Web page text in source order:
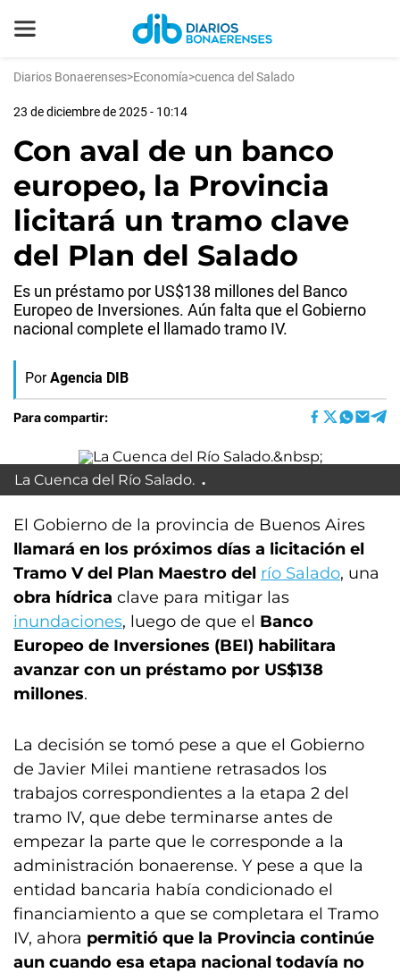
Diarios Bonaerenses>Economía>cuenca del Salado
23 de diciembre de 2025 - 10:14
Con aval de un banco
europeo, la Provincia
licitará un tramo clave
del Plan del Salado
Es un préstamo por US$138 millones del Banco
Europeo de Inversiones. Aún falta que el Gobierno
nacional complete el llamado tramo IV.
Por Agencia DIB
Para compartir:
La Cuenca del Río Salado.
El Gobierno de la provincia de Buenos Aires
llamará en los próximos días a licitación el
Tramo V del Plan Maestro del río Salado, una
obra hídrica clave para mitigar las
inundaciones, luego de que el Banco
Europeo de Inversiones (BEI) habilitara
avanzar con un préstamo por US$138
millones.
La decisión se tomó pese a que el Gobierno
de Javier Milei mantiene retrasados los
trabajos correspondientes a la etapa 2 del
tramo IV, que debe terminarse antes de
empezar la parte que le corresponde a la
administración bonaerense. Y pese a que la
entidad bancaria había condicionado el
financiamiento a que se completara el Tramo
IV, ahora permitió que la Provincia continúe
aun cuando esa etapa nacional todavía no